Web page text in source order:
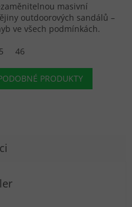
masivní
outdoorových sandálů –
ve všech podmínkách.
46
PRODUKTY
je 5 z 5 hvězdiček.